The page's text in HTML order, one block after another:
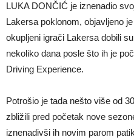
država traži pravdu
LUKA DONČIĆ je iznenadio
Lakersa poklonom, objavljeno
okupljeni igrači Lakersa dobili
nekoliko dana posle što ih je
Driving Experience.
Potrošio je tada nešto više od
zbližili pred početak nove
iznenadivši ih novim parom